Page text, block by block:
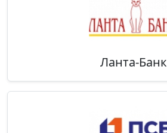
Ланта-Банк